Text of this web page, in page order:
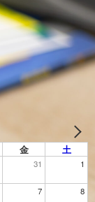
金 土
31 1
7 8